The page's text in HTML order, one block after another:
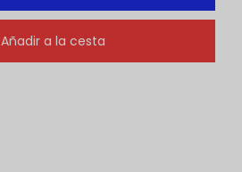
Añadir a la cesta